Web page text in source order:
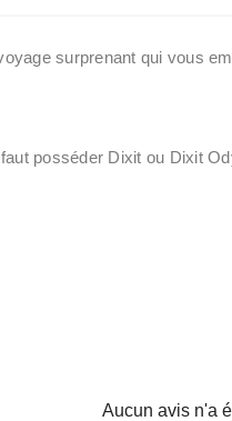
surprenant qui vous
posséder Dixit ou Dixit
Aucun avis n'a